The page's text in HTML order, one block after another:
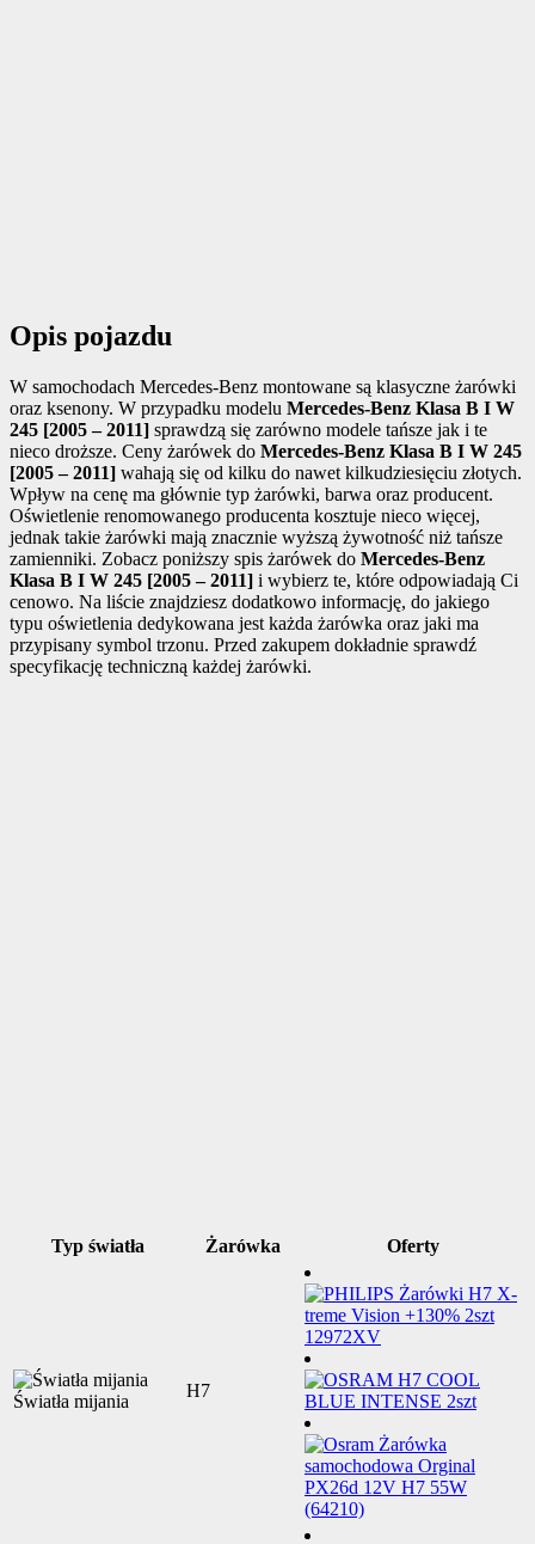
Opis pojazdu
W samochodach Mercedes-Benz montowane są klasyczne żarówki
oraz ksenony. W przypadku modelu Mercedes-Benz Klasa B I W
245 [2005 – 2011] sprawdzą się zarówno modele tańsze jak i te
nieco droższe. Ceny żarówek do Mercedes-Benz Klasa B I W 245
[2005 – 2011] wahają się od kilku do nawet kilkudziesięciu złotych.
Wpływ na cenę ma głównie typ żarówki, barwa oraz producent.
Oświetlenie renomowanego producenta kosztuje nieco więcej,
jednak takie żarówki mają znacznie wyższą żywotność niż tańsze
zamienniki. Zobacz poniższy spis żarówek do Mercedes-Benz
Klasa B I W 245 [2005 – 2011] i wybierz te, które odpowiadają Ci
cenowo. Na liście znajdziesz dodatkowo informację, do jakiego
typu oświetlenia dedykowana jest każda żarówka oraz jaki ma
przypisany symbol trzonu. Przed zakupem dokładnie sprawdź
specyfikację techniczną każdej żarówki.
Typ światła Żarówka Oferty
Światła mijania
H7